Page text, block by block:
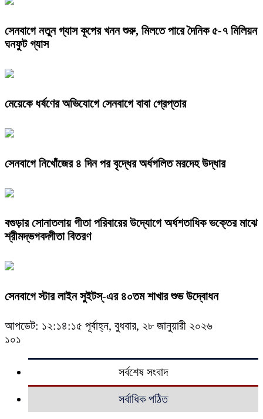
সেনবাগে নতুন গ্যাস কূপের খনন শুরু, মিলতে পারে দৈনিক ৫-৭ মিলিয়ন
ঘনফুট গ্যাস
মেয়েকে ধর্ষণের অভিযোগে সেনবাগে বাবা গ্রেপ্তার
সেনবাগে নিখোঁজের ৪ দিন পর বৃদ্ধের অর্ধগলিত মরদেহ উদ্ধার
বগুড়ার সোনাতলায় গীতা পরিবারের উদ্যোগে অর্ধশতাধিক ভক্তের মাঝে
শ্রীমদ্ভগবদ্গীতা বিতরণ
সেনবাগে স্টার লাইন সুইটস্-এর ৪০তম শাখার শুভ উদ্বোধন
আপডেট: ১২:১৪:১৫ পূর্বাহ্ন, বুধবার, ২৮ জানুয়ারী ২০২৬
১০১
সর্বশেষ সংবাদ
সর্বাধিক পঠিত